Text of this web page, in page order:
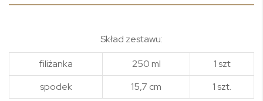
Skład zestawu:
filiżanka
250 ml
1 szt
spodek
15,7 cm 1 szt.